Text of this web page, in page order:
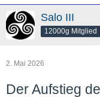
Salo III
12000g Mitglied
2. Mai 2026
Der Aufstieg